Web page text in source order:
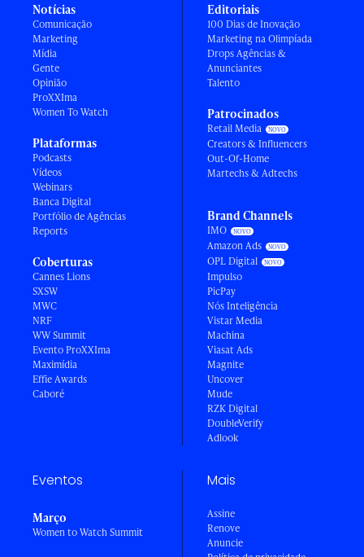
Notícias
Comunicação
Marketing
Mídia
Gente
Opinião
ProXXIma
Women To Watch
Plataformas
Podcasts
Vídeos
Webinars
Banca Digital
Portfólio de Agências
Reports
Coberturas
Cannes Lions
SXSW
MWC
NRF
WW Summit
Evento ProXXIma
Maximídia
Effie Awards
Caboré
Editoriais
100 Dias de Inovação
Marketing na Olimpíada
Drops Agências &
Anunciantes
Talento
Patrocinados
Retail Media
Creators & Influencers
Out-Of-Home
Martechs & Adtechs
Brand Channels
IMO
Amazon Ads
OPL Digital
Impulso
PicPay
Nós Inteligência
Vistar Media
Machina
Viasat Ads
Magnite
Uncover
Mude
RZK Digital
DoubleVerify
Adlook
Eventos
Março
Women to Watch Summit
Mais
Assine
Renove
Anuncie